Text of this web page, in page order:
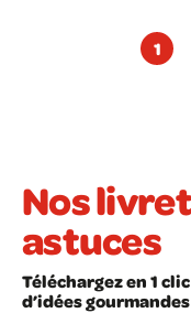
1
Nos
astuces
Téléchargez en 1
d’idées